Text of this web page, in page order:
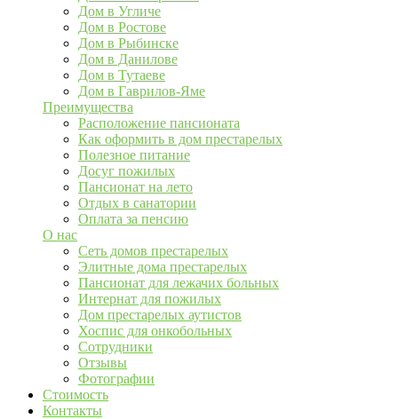
Дом в Угличе
Дом в Ростове
Дом в Рыбинске
Дом в Данилове
Дом в Тутаеве
Дом в Гаврилов-Яме
Преимущества
Расположение пансионата
Как оформить в дом престарелых
Полезное питание
Досуг пожилых
Пансионат на лето
Отдых в санатории
Оплата за пенсию
О нас
Сеть домов престарелых
Элитные дома престарелых
Пансионат для лежачих больных
Интернат для пожилых
Дом престарелых аутистов
Хоспис для онкобольных
Сотрудники
Отзывы
Фотографии
Стоимость
Контакты